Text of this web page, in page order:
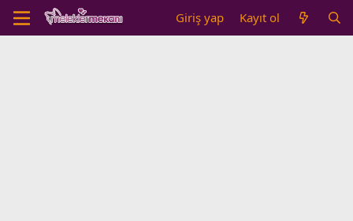
Giriş yap Kayıt ol